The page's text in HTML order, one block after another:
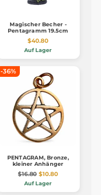
Magischer Becher -
Pentagramm 19.5cm
$40.80
Auf Lager
-36%
PENTAGRAM, Bronze,
kleiner Anhänger
$16.80 $10.80
Auf Lager